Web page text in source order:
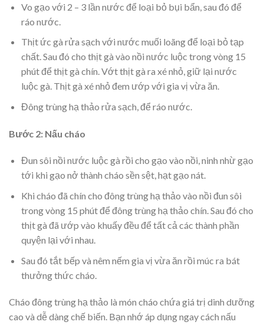
Vo gạo với 2 – 3 lần nước để loại bỏ bụi bẩn, sau đó để
ráo nước.
Thịt ức gà rửa sạch với nước muối loãng để loại bỏ tạp
chất. Sau đó cho thịt gà vào nồi nước luộc trong vòng 15
phút để thịt gà chín. Vớt thịt gà ra xé nhỏ, giữ lại nước
luộc gà. Thịt gà xé nhỏ đem ướp với gia vị vừa ăn.
Đông trùng hạ thảo rửa sạch, để ráo nước.
Bước 2: Nấu cháo
Đun sôi nồi nước luộc gà rồi cho gạo vào nồi, ninh nhừ gạo
tới khi gạo nở thành cháo sền sệt, hạt gạo nát.
Khi cháo đã chín cho đông trùng hạ thảo vào nồi đun sôi
trong vòng 15 phút để đông trùng hạ thảo chín. Sau đó cho
thịt gà đã ướp vào khuấy đều để tất cả các thành phần
quyện lại với nhau.
Sau đó tắt bếp và nêm nếm gia vị vừa ăn rồi múc ra bát
thưởng thức cháo.
Cháo đông trùng hạ thảo là món cháo chứa giá trị dinh dưỡng
cao và dễ dàng chế biến. Bạn nhớ áp dụng ngay cách nấu